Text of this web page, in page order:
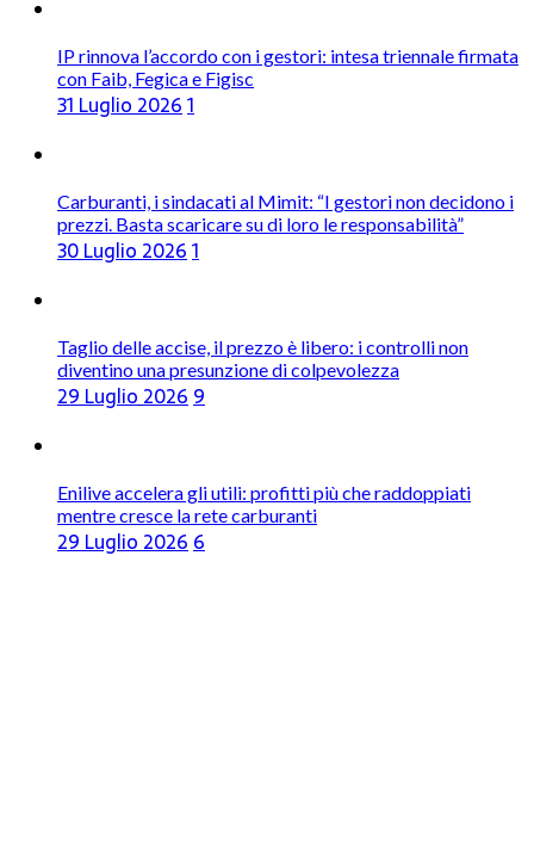
IP rinnova l’accordo con i gestori: intesa triennale firmata
con Faib, Fegica e Figisc
31 Luglio 20261
Carburanti, i sindacati al Mimit: “I gestori non decidono i
prezzi. Basta scaricare su di loro le responsabilità”
30 Luglio 20261
Taglio delle accise, il prezzo è libero: i controlli non
diventino una presunzione di colpevolezza
29 Luglio 20269
Enilive accelera gli utili: profitti più che raddoppiati
mentre cresce la rete carburanti
29 Luglio 20266